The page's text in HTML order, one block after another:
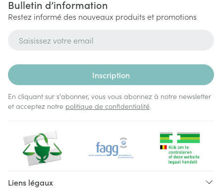
Bulletin d’information
Restez informé des nouveaux produits et promotions
Inscription
En cliquant sur s'abonner, vous vous abonnez à notre newsletter
et acceptez notre politique de confidentialité.
Liens légaux